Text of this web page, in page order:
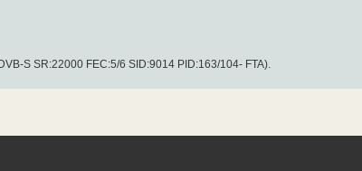
S SR:22000 FEC:5/6 SID:9014 PID:163/104- FTA).